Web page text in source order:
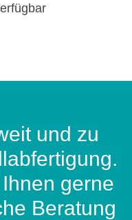
und zu
gerne
Beratung